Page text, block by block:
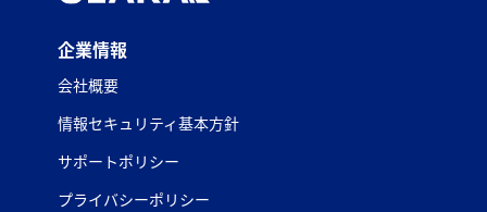
企業情報
会社概要
情報セキュリティ基本方針
サポートポリシー
プライバシーポリシー